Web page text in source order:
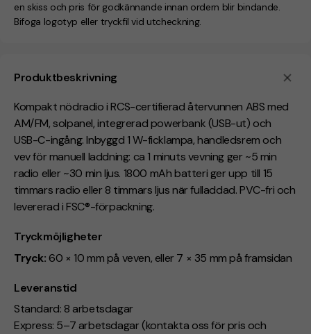
Produktbeskrivning
Kompakt nödradio i RCS-certifierad återvunnen ABS med
AM/FM, solpanel, integrerad powerbank (USB-ut) och
USB-C-ingång. Inbyggd 1 W-ficklampa, handledsrem och
vev för manuell laddning: ca 1 minuts vevning ger ~5 min
radio eller ~30 min ljus. 1800 mAh batteri ger upp till 15
timmars radio eller 8 timmars ljus när fulladdad. PVC-fri och
levererad i FSC®-förpackning.
Tryckmöjligheter
Tryck:60 × 10 mm på veven, eller 7 × 35 mm på framsidan
Leveranstid
Standard: 8 arbetsdagar
Express: 5–7 arbetsdagar (kontakta oss för pris och
en skiss och pris för godkännande innan ordern blir bindande.
Bifoga logotyp eller tryckfil vid utcheckning.